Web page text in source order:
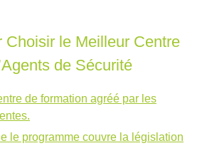
Choisir le Meilleur Centre
de Sécurité
de formation agréé par les
le programme couvre la législation